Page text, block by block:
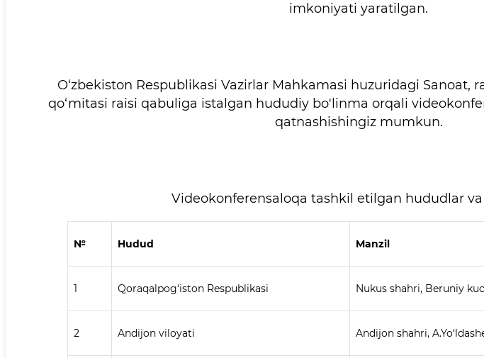
imkoniyati yaratilgan.
O‘zbekiston Respublikasi Vazirlar Mahkamasi huzuridagi Sanoat,
qo‘mitasi raisi qabuliga istalgan hududiy bo'linma orqali
qatnashishingiz mumkun.
Videokonferensaloqa tashkil etilgan hududlar
№ Hudud Manzil
1 Qoraqalpog‘iston Respublikasi Nukus shahri, Beruniy
2 Andijon viloyati Andijon shahri,